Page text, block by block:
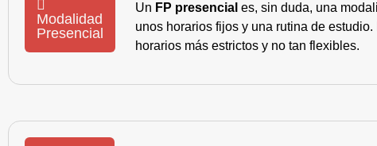
Modalidad
Presencial
Un FP presencial es, sin duda, una
unos horarios fijos y una rutina de
horarios más estrictos y no tan flexibles.